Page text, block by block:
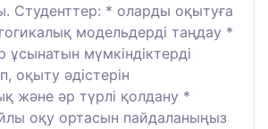
Студенттер: * оларды оқытуға
модельдерді таңдау *
ұсынатын мүмкіндіктерді
оқыту әдістерін
және әр түрлі қолдану *
оқу ортасын пайдаланыңыз